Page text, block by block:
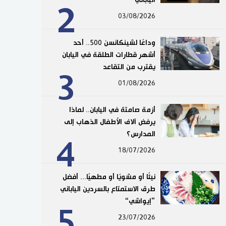
2
03/08/2026
3
وداعًا لشينكانسن 500.. أحد
أشهر قطارات الطلقة في اليابان
يقترب من التقاعد
01/08/2026
4
أزمة صامتة في اليابان.. لماذا
يرفض آلاف الأطفال الذهاب إلى
المدارس؟
18/07/2026
نيئًا أو مشويًا أو مطهيًا... أفضل
طرق الاستمتاع بالسردين الياباني
”إيواشي“
23/07/2026